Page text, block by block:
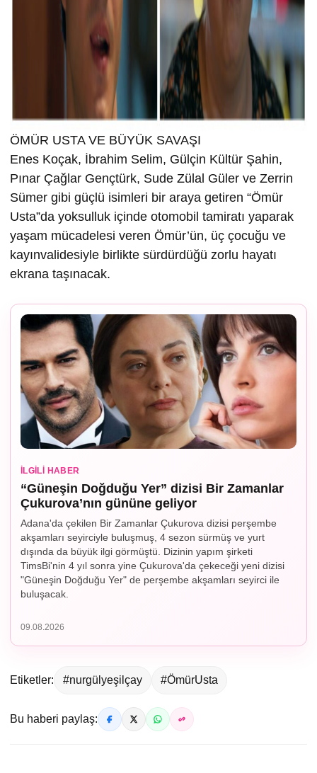
ÖMÜR USTA VE BÜYÜK SAVAŞI
Enes Koçak, İbrahim Selim, Gülçin Kültür Şahin,
Pınar Çağlar Gençtürk, Sude Zülal Güler ve Zerrin
Sümer gibi güçlü isimleri bir araya getiren “Ömür
Usta”da yoksulluk içinde otomobil tamiratı yaparak
yaşam mücadelesi veren Ömür’ün, üç çocuğu ve
kayınvalidesiyle birlikte sürdürdüğü zorlu hayatı
ekrana taşınacak.
İLGILI HABER
“Güneşin Doğduğu Yer” dizisi Bir Zamanlar
Çukurova’nın gününe geliyor
Adana'da çekilen Bir Zamanlar Çukurova dizisi perşembe
akşamları seyirciyle buluşmuş, 4 sezon sürmüş ve yurt
dışında da büyük ilgi görmüştü. Dizinin yapım şirketi
TimsBi'nin 4 yıl sonra yine Çukurova'da çekeceği yeni dizisi
"Güneşin Doğduğu Yer" de perşembe akşamları seyirci ile
buluşacak.
09.08.2026
Etiketler: #nurgülyeşilçay #ÖmürUsta
Bu haberi paylaş: